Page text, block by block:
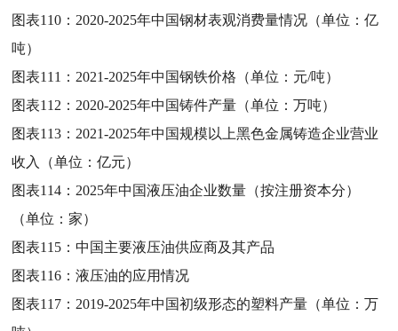
图表110： 2020-2025年中国钢材表观消费量情况（单位：亿
吨）
图表111： 2021-2025年中国钢铁价格（单位：元/吨）
图表112： 2020-2025年中国铸件产量（单位：万吨）
图表113： 2021-2025年中国规模以上黑色金属铸造企业营业
收入（单位：亿元）
图表114： 2025年中国液压油企业数量（按注册资本分）
（单位：家）
图表115：中国主要液压油供应商及其产品
图表116：液压油的应用情况
图表117： 2019-2025年中国初级形态的塑料产量（单位：万